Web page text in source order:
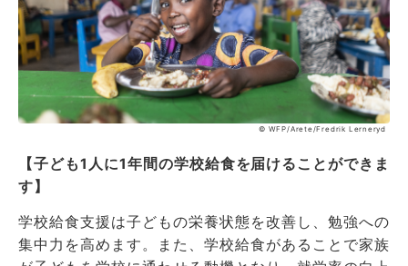
© WFP/Arete/Fredrik Lerneryd
【子ども1人に1年間の学校給食を届けることができま
す】
学校給食支援は子どもの栄養状態を改善し、勉強への
集中力を高めます。また、学校給食があることで家族